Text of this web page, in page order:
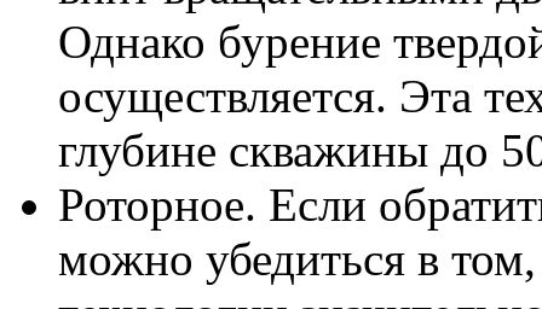
Однако бурение
осуществляется. Эта
глубине скважины до
Роторное. Если
можно убедиться в